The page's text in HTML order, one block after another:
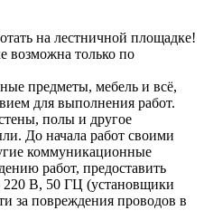
на лестничной площадке!
возможна только по
предметы, мебель и всё,
для выполнения работ.
полы и другое
До начала работ своими
коммуникационные
работ, предоставить
220 В, 50 ГЦ (установщики
за повреждения проводов в